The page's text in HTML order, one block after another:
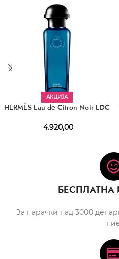
АКЦИЈА
HERMÈS Eau de Citron Noir EDC
4.920,00
За нарачки над 3000